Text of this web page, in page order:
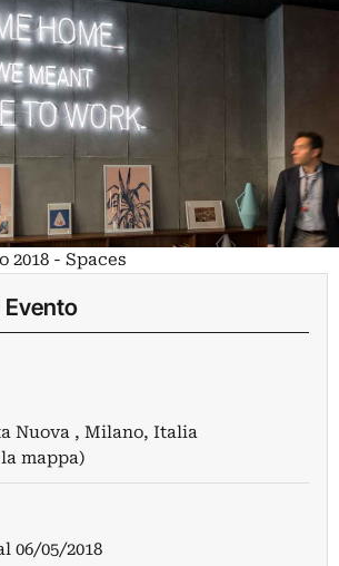
2018 - Spaces
Nuova , Milano, Italia
mappa)
06/05/2018